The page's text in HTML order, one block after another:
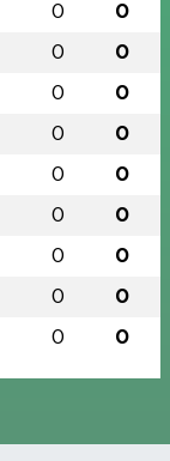
0 0
0 0
0 0
0 0
0 0
0 0
0 0
0 0
0 0